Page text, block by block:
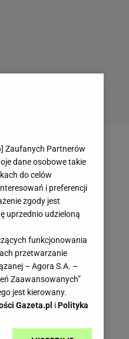
] Zaufanych Partnerów
dane osobowe takie
do celów
i preferencji
zgody jest
uprzednio udzieloną
funkcjonowania
przetwarzanie
– Agora S.A. –
Zaawansowanych”
jest kierowany.
Gazeta.pl iPolityka